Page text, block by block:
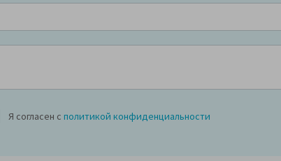
Я согласен с политикой конфиденциальности